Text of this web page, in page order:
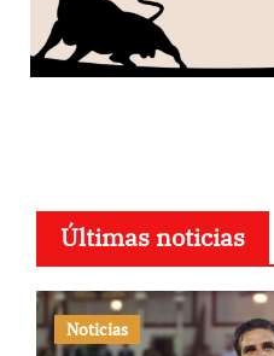
Últimas noticias
Noticias